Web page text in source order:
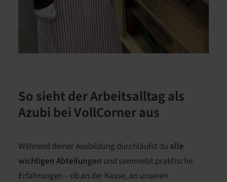
So sieht der Arbeitsalltag als
Azubi bei VollCorner aus
Während deiner Ausbildung durchläufst du alle
wichtigen Abteilungen und sammelst praktische
Erfahrungen – ob an der Kasse, an unseren